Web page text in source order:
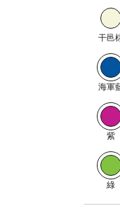
干邑
海軍
紫
綠